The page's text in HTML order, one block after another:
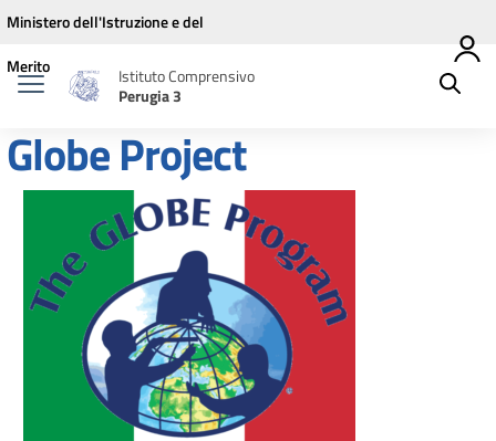
Vai ai contenuti
Vai al menu di navigazione
Vai al footer
Ministero dell'Istruzione e del
Merito
Istituto Comprensivo
Perugia 3
Globe Project